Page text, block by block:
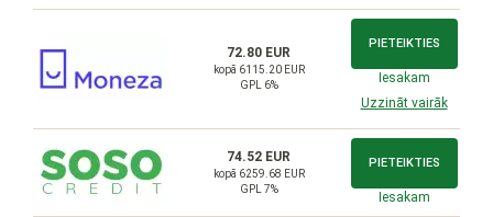
72.80 EUR
kopā 6115.20 EUR
GPL 6%
PIETEIKTIES
Iesakam
Uzzināt vairāk
74.52 EUR
kopā 6259.68 EUR
GPL 7%
PIETEIKTIES
Iesakam